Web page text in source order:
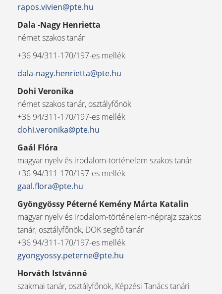
rapos.vivien@pte.hu
Dala -Nagy Henrietta
német szakos tanár
+36 94/311-170/197-es mellék
dala-nagy.henrietta@pte.hu
Dohi Veronika
német szakos tanár, osztályfőnök
+36 94/311-170/197-es mellék
dohi.veronika@pte.hu
Gaál Flóra
magyar nyelv és irodalom-történelem szakos tanár
+36 94/311-170/197-es mellék
gaal.flora@pte.hu
Gyöngyössy Péterné Kemény Márta Katalin
magyar nyelv és irodalom-történelem-néprajz szakos
tanár, osztályfőnök, DÖK segítő tanár
+36 94/311-170/197-es mellék
gyongyossy.peterne@pte.hu
Horváth Istvánné
szakmai tanár, osztályfőnök, Képzési Tanács tanári